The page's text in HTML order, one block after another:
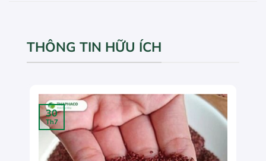
THÔNG TIN HỮU ÍCH
30
Th7